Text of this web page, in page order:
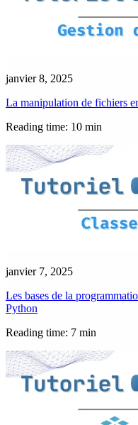
janvier 8, 2025
La manipulation de fichiers
Reading time: 10 min
janvier 7, 2025
Les bases de la
Python
Reading time: 7 min